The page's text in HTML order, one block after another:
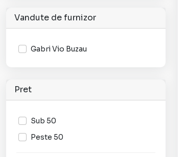
Vandute de furnizor
Gabri Vio Buzau
Pret
Sub 50
Peste 50